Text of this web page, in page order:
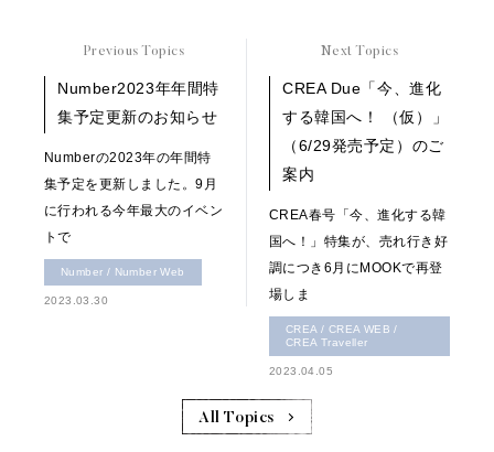
Previous Topics
Number2023年年間特
集予定更新のお知らせ
Numberの2023年の年間特
集予定を更新しました。9月
に行われる今年最大のイベン
トで
Number / Number Web
2023.03.30
Next Topics
CREA Due「今、進化
する韓国へ！ （仮）」
（6/29発売予定）のご
案内
CREA春号「今、進化する韓
国へ！」特集が、売れ行き好
調につき6月にMOOKで再登
場しま
CREA / CREA WEB /
CREA Traveller
2023.04.05
All Topics